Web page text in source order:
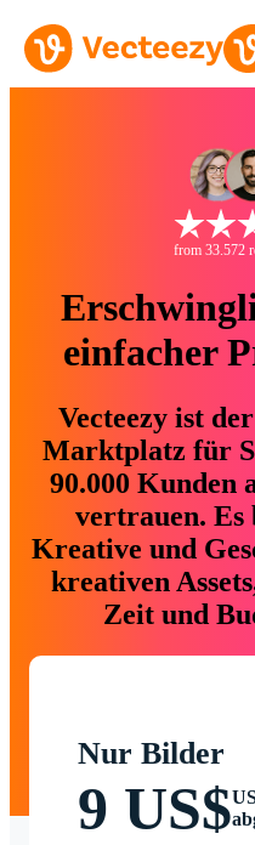
from 33.572
einfacher
Vecteezy ist
Marktplatz für
90.000 Kunden
vertrauen.
Kreative und
kreativen
Zeit und
Nur Bilder
9 US$